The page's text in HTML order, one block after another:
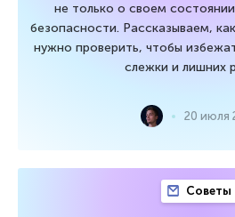
не только о своем
безопасности. Рассказываем,
нужно проверить, чтобы
слежки и лишних
20 июля
Советы